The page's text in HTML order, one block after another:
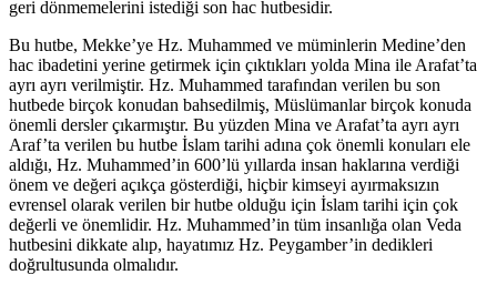
geri dönmemelerini istediği son hac hutbesidir.
Bu hutbe, Mekke’ye Hz. Muhammed ve müminlerin Medine’den
hac ibadetini yerine getirmek için çıktıkları yolda Mina ile Arafat’ta
ayrı ayrı verilmiştir. Hz. Muhammed tarafından verilen bu son
hutbede birçok konudan bahsedilmiş, Müslümanlar birçok konuda
önemli dersler çıkarmıştır. Bu yüzden Mina ve Arafat’ta ayrı ayrı
Araf’ta verilen bu hutbe İslam tarihi adına çok önemli konuları ele
aldığı, Hz. Muhammed’in 600’lü yıllarda insan haklarına verdiği
önem ve değeri açıkça gösterdiği, hiçbir kimseyi ayırmaksızın
evrensel olarak verilen bir hutbe olduğu için İslam tarihi için çok
değerli ve önemlidir. Hz. Muhammed’in tüm insanlığa olan Veda
hutbesini dikkate alıp, hayatımız Hz. Peygamber’in dedikleri
doğrultusunda olmalıdır.